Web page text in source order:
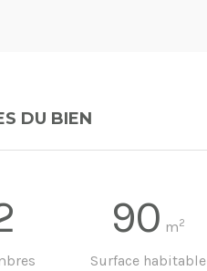
DU BIEN
90 m2
Surface habitable